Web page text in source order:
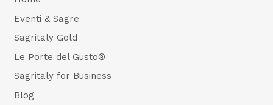
Eventi & Sagre
Sagritaly Gold
Le Porte del Gusto®
Sagritaly for Business
Blog